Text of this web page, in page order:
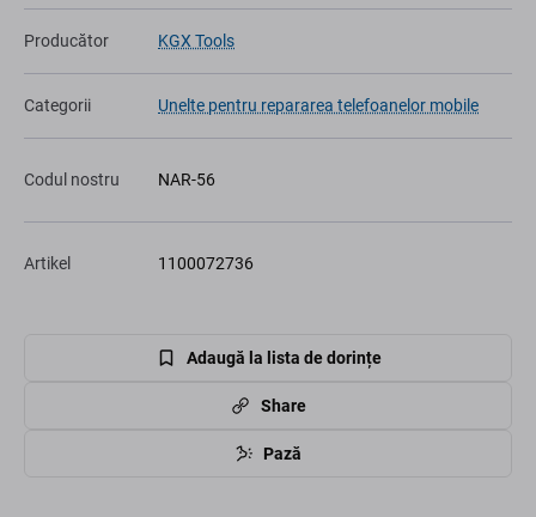
Producător KGX Tools
Categorii Unelte pentru repararea telefoanelor mobile
Codul nostru NAR-56
Artikel 1100072736
Adaugă la lista de dorințe
Share
Pază